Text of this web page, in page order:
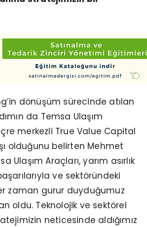
dönüşüm sürecinde atılan
da Temsa Ulaşım
merkezli True Value Capital
olduğunu belirten Mehmet
Ulaşım Araçları, yarım asırlık
ve sektöründeki
zaman gurur duyduğumuz
oldu. Teknolojik ve sektörel
neticesinde aldığımız